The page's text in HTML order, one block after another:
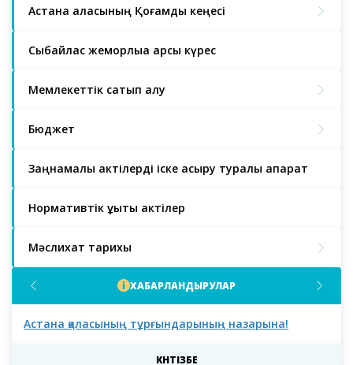
Астана қаласының Қоғамдық кеңесі
Сыбайлас жемқорлыққа қарсы күрес
Мемлекеттік сатып алу
Бюджет
Заңнамалық актілерді іске асыру туралы ақпарат
Нормативтік құқықтық актілер
Мәслихат тарихы
ХАБАРЛАНДЫРУЛАР
Астана қаласының тұрғындарының назарына!
КҮНТІЗБЕ